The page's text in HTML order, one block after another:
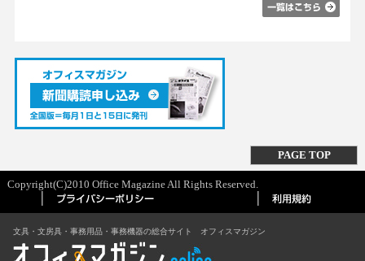
PAGE TOP
Copyright(C)2010 Office Magazine All Rights Reserved.
文具・文房具・事務用品・事務機器の総合サイト オフィスマガジン